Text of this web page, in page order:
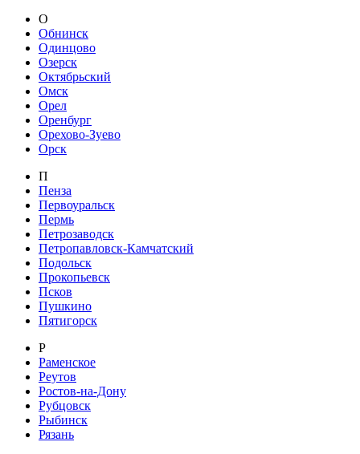
О
Обнинск
Одинцово
Озерск
Октябрьский
Омск
Орел
Оренбург
Орехово-Зуево
Орск
П
Пенза
Первоуральск
Пермь
Петрозаводск
Петропавловск-Камчатский
Подольск
Прокопьевск
Псков
Пушкино
Пятигорск
Р
Раменское
Реутов
Ростов-на-Дону
Рубцовск
Рыбинск
Рязань